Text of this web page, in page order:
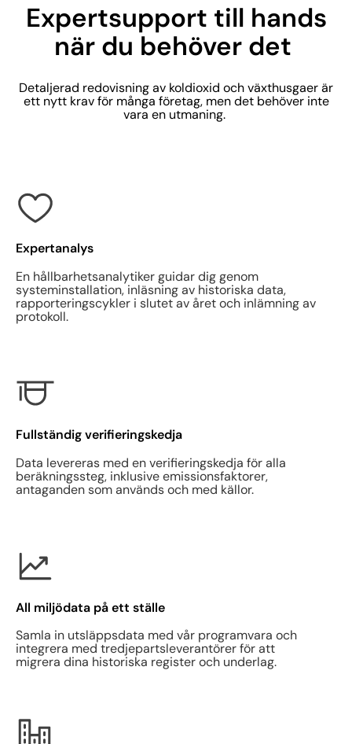
Expertsupport till hands
när du behöver det
Detaljerad redovisning av koldioxid och växthusgaer är
ett nytt krav för många företag, men det behöver inte
vara en utmaning.
Expertanalys
En hållbarhetsanalytiker guidar dig genom
systeminstallation, inläsning av historiska data,
rapporteringscykler i slutet av året och inlämning av
protokoll.
Fullständig verifieringskedja
Data levereras med en verifieringskedja för alla
beräkningssteg, inklusive emissionsfaktorer,
antaganden som används och med källor.
All miljödata på ett ställe
Samla in utsläppsdata med vår programvara och
integrera med tredjepartsleverantörer för att
migrera dina historiska register och underlag.